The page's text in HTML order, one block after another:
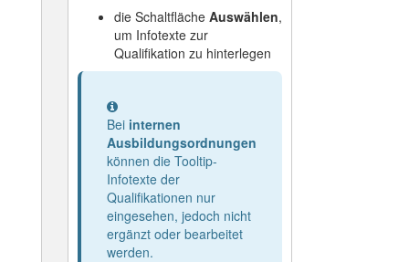
die Schaltfläche Auswählen,
um Infotexte zur
Qualifikation zu hinterlegen
Information
Beiinternen
Ausbildungsordnungen
können die Tooltip-
Infotexte der
Qualifikationen nur
eingesehen, jedoch nicht
ergänzt oder bearbeitet
werden.